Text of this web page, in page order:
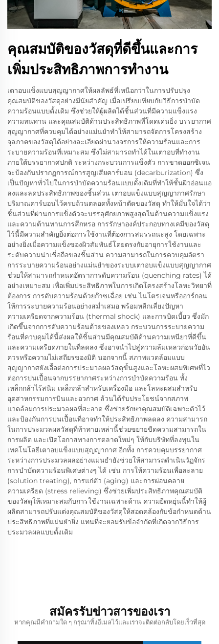
คุณสมบัติของวัสดุที่ดีขึ้นและการ
เพิ่มประสิทธิภาพการทำงาน
เตาอบแข็งแบบสุญญากาศให้ผลลัพธ์ที่เหนือกว่าในการปรับปรุง
คุณสมบัติของวัสดุอย่างมีนัยสำคัญ เมื่อเปรียบเทียบกับวิธีการบำบัด
ความร้อนแบบดั้งเดิม ซึ่งช่วยให้ผู้ผลิตได้ชิ้นส่วนที่มีความแข็งแรง
ความทนทาน และคุณสมบัติด้านประสิทธิภาพที่โดดเด่นยิ่ง บรรยากาศ
สุญญากาศที่ควบคุมได้อย่างแม่นยำทำให้สามารถจัดการโครงสร้าง
จุลภาคของวัสดุได้อย่างละเอียดผ่านวงจรการให้ความร้อนและการ
ระบายความร้อนที่เหมาะสม ซึ่งไม่สามารถทำได้ในเตาอบที่ทำงาน
ภายใต้บรรยากาศปกติ ระหว่างกระบวนการแข็งตัว การขาดออกซิเจน
จะป้องกันปรากฏการณ์การสูญเสียคาร์บอน (decarburization) ซึ่ง
เป็นปัญหาทั่วไปในการบำบัดความร้อนแบบดั้งเดิมที่ทำให้ชั้นผิวอ่อนแอ
ลงและลดประสิทธิภาพของชิ้นส่วน เตาอบแข็งแบบสุญญากาศรักษา
ปริมาณคาร์บอนไว้ครบถ้วนตลอดทั้งหน้าตัดของวัสดุ ทำให้มั่นใจได้ว่า
ชิ้นส่วนที่ผ่านการแข็งตัวจะบรรลุศักยภาพสูงสุดในด้านความแข็งแรง
และความต้านทานการสึกหรอ การรักษาองค์ประกอบทางเคมีของวัสดุ
ไว้นี้มีความสำคัญยิ่งต่อการใช้งานที่ต้องการสมรรถนะสูง โดยเฉพาะ
อย่างยิ่งเมื่อความแข็งของผิวสัมพันธ์โดยตรงกับอายุการใช้งานและ
ระดับความน่าเชื่อถือของชิ้นส่วน ความสามารถในการควบคุมอัตรา
การระบายความร้อนอย่างแม่นยำของระบบเตาอบแข็งแบบสุญญากาศ
ช่วยให้สามารถกำหนดอัตราการดับความร้อน (quenching rates) ได้
อย่างเหมาะสม เพื่อเพิ่มประสิทธิภาพในการเกิดโครงสร้างโลหะวิทยาที่
ต้องการ การดับความร้อนด้วยก๊าซเฉื่อย เช่น ไนโตรเจนหรืออาร์กอน
ให้การระบายความร้อนอย่างสม่ำเสมอ พร้อมหลีกเลี่ยงปัญหา
ความเครียดจากความร้อน (thermal shock) และการบิดเบี้ยว ซึ่งมัก
เกิดขึ้นจากการดับความร้อนด้วยของเหลว กระบวนการระบายความ
ร้อนที่ควบคุมได้นี้ส่งผลให้ชิ้นส่วนมีคุณสมบัติด้านความเหนียวที่ดีขึ้น
และความเครียดภายในที่ลดลง ซึ่งอาจนำไปสู่ความล้มเหลวก่อนวัยอัน
ควรหรือความไม่เสถียรของมิติ นอกจากนี้ สภาพแวดล้อมแบบ
สุญญากาศยังเอื้อต่อการประมวลผลวัสดุขั้นสูงและโลหะผสมพิเศษที่ไว
ต่อการปนเปื้อนจากบรรยากาศระหว่างการบำบัดความร้อน ทั้ง
เหล็กกล้าไร้สนิม เหล็กกล้าสำหรับเครื่องมือ และโลหะผสมสำหรับ
อุตสาหกรรมการบินและอวกาศ ล้วนได้รับประโยชน์จากสภาพ
แวดล้อมการประมวลผลที่สะอาด ซึ่งช่วยรักษาคุณสมบัติเฉพาะตัวไว้
และป้องกันการปนเปื้อนที่อาจทำให้ประสิทธิภาพลดลง ความสามารถ
ในการประมวลผลวัสดุที่ท้าทายเหล่านี้ช่วยขยายขีดความสามารถใน
การผลิต และเปิดโอกาสทางการตลาดใหม่ๆ ให้กับบริษัทที่ลงทุนใน
เทคโนโลยีเตาอบแข็งแบบสุญญากาศ อีกทั้ง การควบคุมบรรยากาศ
ระหว่างการประมวลผลอย่างแม่นยำยังช่วยให้สามารถดำเนินวัฏจักร
การบำบัดความร้อนพิเศษต่างๆ ได้ เช่น การให้ความร้อนเพื่อละลาย
(solution treating), การแก่ตัว (aging) และการผ่อนคลาย
ความเครียด (stress relieving) ซึ่งช่วยเพิ่มประสิทธิภาพคุณสมบัติ
ของวัสดุให้เหมาะสมกับการใช้งานเฉพาะด้าน ความยืดหยุ่นนี้ทำให้ผู้
ผลิตสามารถปรับแต่งคุณสมบัติของวัสดุให้สอดคล้องกับข้อกำหนดด้าน
ประสิทธิภาพที่แม่นยำยิ่ง แทนที่จะยอมรับข้อจำกัดที่เกิดจากวิธีการ
ประมวลผลแบบดั้งเดิม
สมัครรับข่าวสารของเรา
หากคุณมีคำถามใด ๆ กรุณาทิ้งอีเมลไว้และเราจะติดต่อกลับโดยเร็วที่สุด